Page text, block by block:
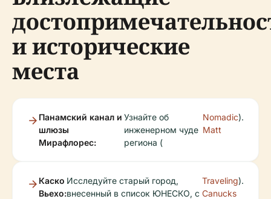
и исторические
места
Панамский канал и
шлюзы
Мирафлорес:
Узнайте об
инженерном чуде
региона (
Nomadic
Matt
).
Каско
Вьехо:
Исследуйте старый город,
внесенный в список ЮНЕСКО, с
Traveling
Canucks
).